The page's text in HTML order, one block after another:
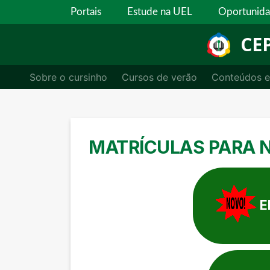
Portais Estude na UEL
Sobre o cursinho Cursos de verão Conteúdos
MATRÍCULAS PARA